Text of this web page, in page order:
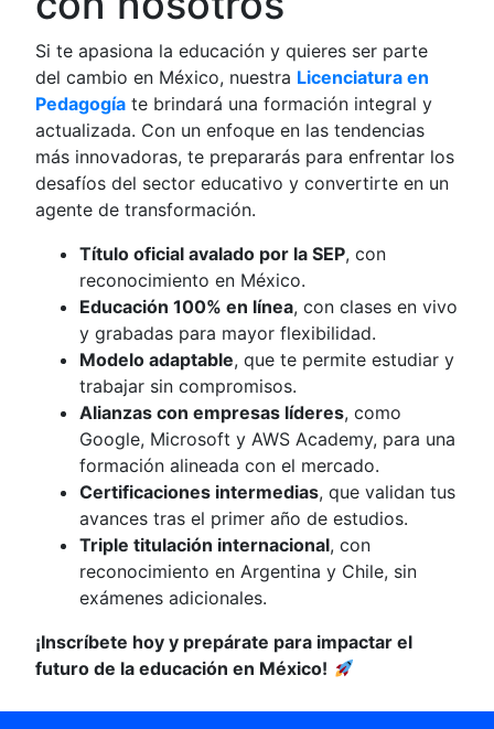
Si te apasiona la educación y quieres ser parte
del cambio en México, nuestra Licenciatura en
Pedagogía te brindará una formación integral y
actualizada. Con un enfoque en las tendencias
más innovadoras, te prepararás para enfrentar los
desafíos del sector educativo y convertirte en un
agente de transformación.
Título oficial avalado por la SEP, con
reconocimiento en México.
Educación 100% en línea, con clases en vivo
y grabadas para mayor flexibilidad.
Modelo adaptable, que te permite estudiar y
trabajar sin compromisos.
Alianzas con empresas líderes, como
Google, Microsoft y AWS Academy, para una
formación alineada con el mercado.
Certificaciones intermedias, que validan tus
avances tras el primer año de estudios.
Triple titulación internacional, con
reconocimiento en Argentina y Chile, sin
exámenes adicionales.
¡Inscríbete hoy y prepárate para impactar el
futuro de la educación en México!